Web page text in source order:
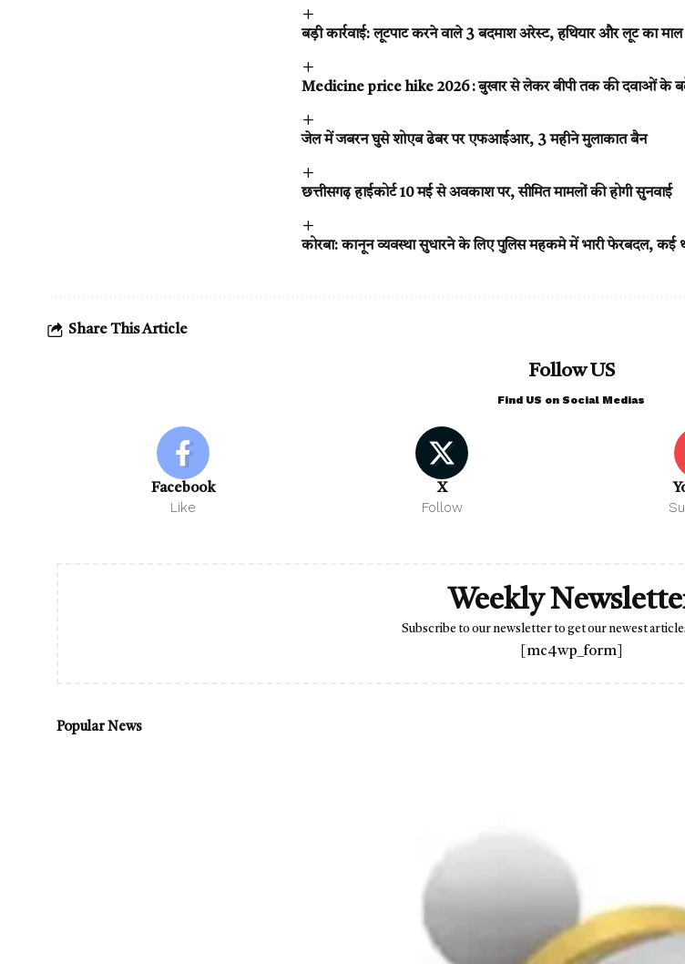
बड़ी कार्रवाई: लूटपाट करने वाले 3 बदमाश अरेस्ट, हथियार और लूट का माल
Medicine price hike 2026 : बुखार से लेकर बीपी तक की दवाओं के
जेल में जबरन घुसे शोएब ढेबर पर एफआईआर, 3 महीने मुलाकात बैन
छत्तीसगढ़ हाईकोर्ट 10 मई से अवकाश पर, सीमित मामलों की होगी सुनवाई
कोरबा: कानून व्यवस्था सुधारने के लिए पुलिस महकमे में भारी फेरबदल, कई
Share This Article
Follow US
Find US on Social Medias
Facebook
Like
X
Follow
Weekly
Subscribe to our newsletter to get our newest
[mc4wp_form]
Popular News